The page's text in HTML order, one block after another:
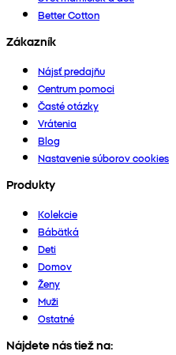
Better Cotton
Zákazník
Nájsť predajňu
Centrum pomoci
Časté otázky
Vrátenia
Blog
Nastavenie súborov cookies
Produkty
Kolekcie
Bábätká
Deti
Domov
Ženy
Muži
Ostatné
Nájdete nás tiež na: